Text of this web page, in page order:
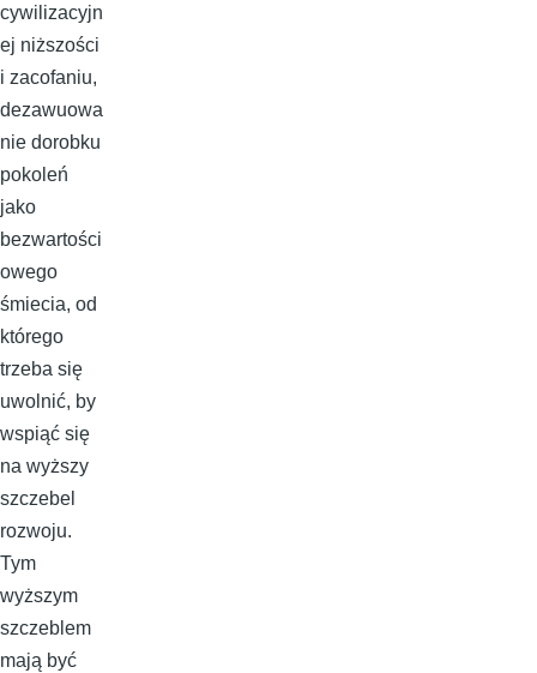
cywilizacyjn
ej niższości
i zacofaniu,
dezawuowa
nie dorobku
pokoleń
jako
bezwartości
owego
śmiecia, od
którego
trzeba się
uwolnić, by
wspiąć się
na wyższy
szczebel
rozwoju.
Tym
wyższym
szczeblem
mają być